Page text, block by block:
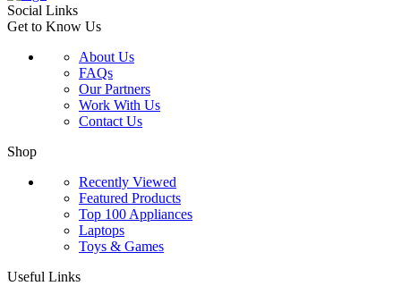
Social Links
Get to Know Us
About Us
FAQs
Our Partners
Work With Us
Contact Us
Shop
Recently Viewed
Featured Products
Top 100 Appliances
Laptops
Toys & Games
Useful Links